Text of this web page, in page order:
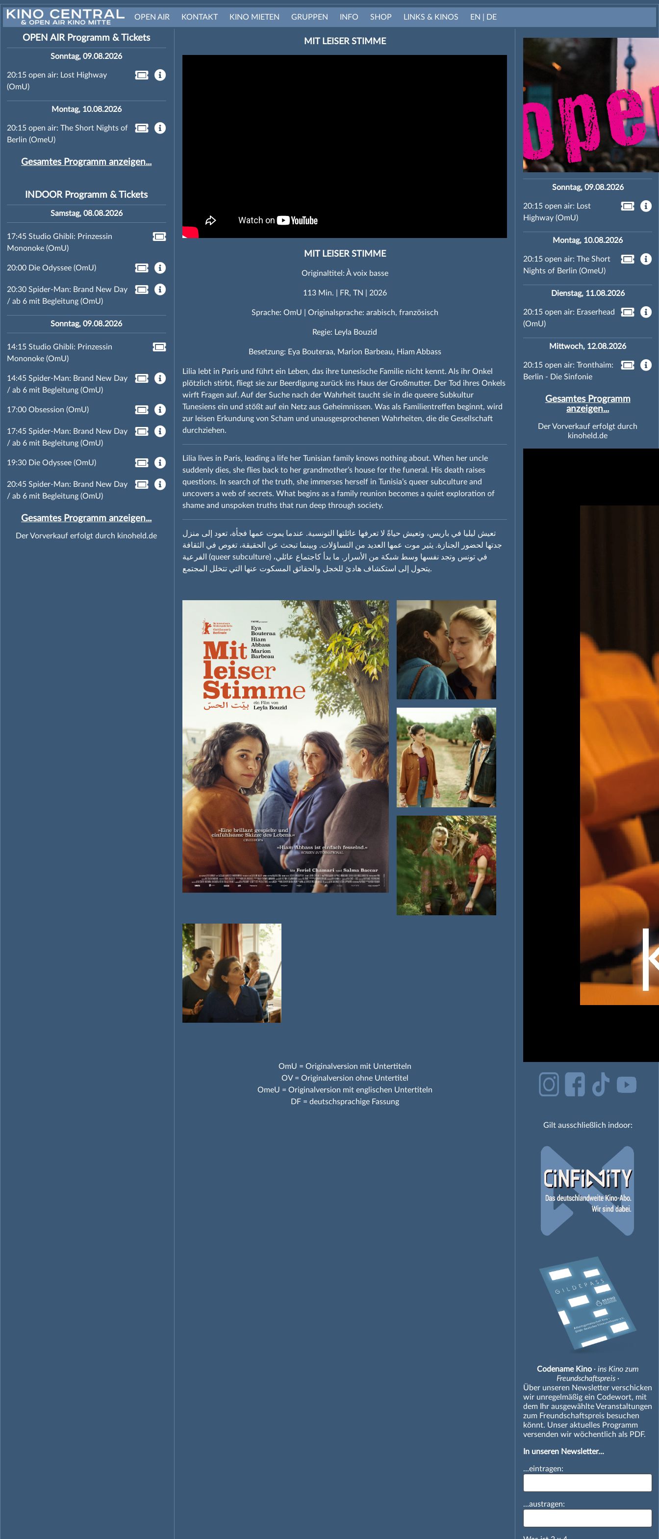
OPEN AIR KONTAKT KINO MIETEN GRUPPEN INFO SHOP LINKS & KINOS EN | DE
MIT LEISER STIMME
MIT LEISER STIMME
Originaltitel: À voix basse
113 Min. | FR, TN | 2026
Sprache: OmU | Originalsprache: arabisch, französisch
Regie: Leyla Bouzid
Besetzung: Eya Bouteraa, Marion Barbeau, Hiam Abbass
Lilia lebt in Paris und führt ein Leben, das ihre tunesische Familie nicht kennt. Als ihr Onkel
plötzlich stirbt, fliegt sie zur Beerdigung zurück ins Haus der Großmutter. Der Tod ihres Onkels
wirft Fragen auf. Auf der Suche nach der Wahrheit taucht sie in die queere Subkultur
Tunesiens ein und stößt auf ein Netz aus Geheimnissen. Was als Familientreffen beginnt, wird
zur leisen Erkundung von Scham und unausgesprochenen Wahrheiten, die die Gesellschaft
durchziehen.
Lilia lives in Paris, leading a life her Tunisian family knows nothing about. When her uncle
suddenly dies, she flies back to her grandmother’s house for the funeral. His death raises
questions. In search of the truth, she immerses herself in Tunisia’s queer subculture and
uncovers a web of secrets. What begins as a family reunion becomes a quiet exploration of
shame and unspoken truths that run deep through society.
تعيش ليليا في باريس، وتعيش حياةً لا تعرفها عائلتها التونسية. عندما يموت عمها فجأة، تعود إلى منزل
جدتها لحضور الجنازة. يثير موت عمها العديد من التساؤلات. وبينما تبحث عن الحقيقة، تغوص في الثقافة
الفرعية (queer subculture) في تونس وتجد نفسها وسط شبكة من الأسرار. ما بدأ كاجتماع عائلي،
يتحول إلى استكشاف هادئ للخجل والحقائق المسكوت عنها التي تتخلل المجتمع.
OmU = Originalversion mit Untertiteln
OV = Originalversion ohne Untertitel
OmeU = Originalversion mit englischen Untertiteln
DF = deutschsprachige Fassung
OPEN AIR Programm & Tickets
Sonntag, 09.08.2026
20:15 open air: Lost Highway
(OmU)
Montag, 10.08.2026
20:15 open air: The Short Nights of
Berlin (OmeU)
Gesamtes Programm anzeigen...
INDOOR Programm & Tickets
Samstag, 08.08.2026
17:45 Studio Ghibli: Prinzessin
Mononoke (OmU)
20:00 Die Odyssee (OmU)
20:30 Spider-Man: Brand New Day
/ ab 6 mit Begleitung (OmU)
Sonntag, 09.08.2026
14:15 Studio Ghibli: Prinzessin
Mononoke (OmU)
14:45 Spider-Man: Brand New Day
/ ab 6 mit Begleitung (OmU)
17:00 Obsession (OmU)
17:45 Spider-Man: Brand New Day
/ ab 6 mit Begleitung (OmU)
19:30 Die Odyssee (OmU)
20:45 Spider-Man: Brand New Day
/ ab 6 mit Begleitung (OmU)
Gesamtes Programm anzeigen...
Der Vorverkauf erfolgt durch kinoheld.de
Sonntag, 09.08.2026
20:15 open air: Lost
Highway (OmU)
Montag, 10.08.2026
20:15 open air: The Short
Nights of Berlin (OmeU)
Dienstag, 11.08.2026
20:15 open air: Eraserhead
(OmU)
Mittwoch, 12.08.2026
20:15 open air: Tronthaim:
Berlin - Die Sinfonie
Gesamtes Programm
anzeigen...
Der Vorverkauf erfolgt durch
kinoheld.de
Gilt ausschließlich indoor:
Codename Kino · ins Kino zum
Freundschaftspreis ·
Über unseren Newsletter verschicken
wir unregelmäßig ein Codewort, mit
dem Ihr ausgewählte Veranstaltungen
zum Freundschaftspreis besuchen
könnt. Unser aktuelles Programm
versenden wir wöchentlich als PDF.
In unseren Newsletter...
...eintragen:
...austragen: